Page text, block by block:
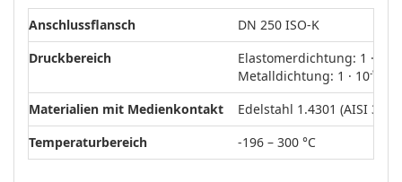
Anschlussflansch
DN 250 ISO-K
Druckbereich
Elastomerdichtung: 1 · 10
Metalldichtung: 1 · 10-9
Materialien mit Medienkontakt
Edelstahl 1.4301 (AISI 304)
Temperaturbereich
-196 – 300 °C